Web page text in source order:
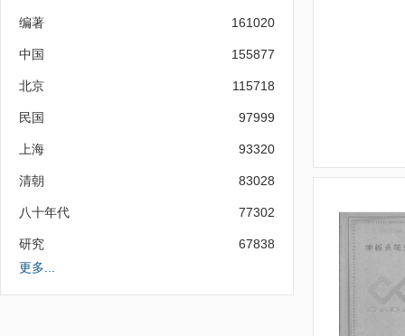
编著 161020
中国 155877
北京 115718
民国 97999
上海 93320
清朝 83028
八十年代 77302
研究
67838
更多...